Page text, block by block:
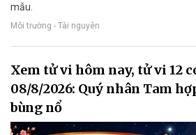
mẫu.
Môi trường - Tài nguyên
Xem tử vi hôm nay, tử vi 12
08/8/2026: Quý nhân Tam
bùng nổ